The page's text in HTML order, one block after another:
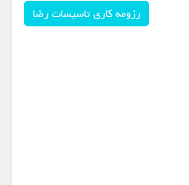
رزومه کاری تاسیسات رضا